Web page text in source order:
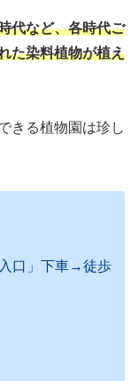
代など、各時代ご
た染料植物が植え
きる植物園は珍し
口」下車→徒歩